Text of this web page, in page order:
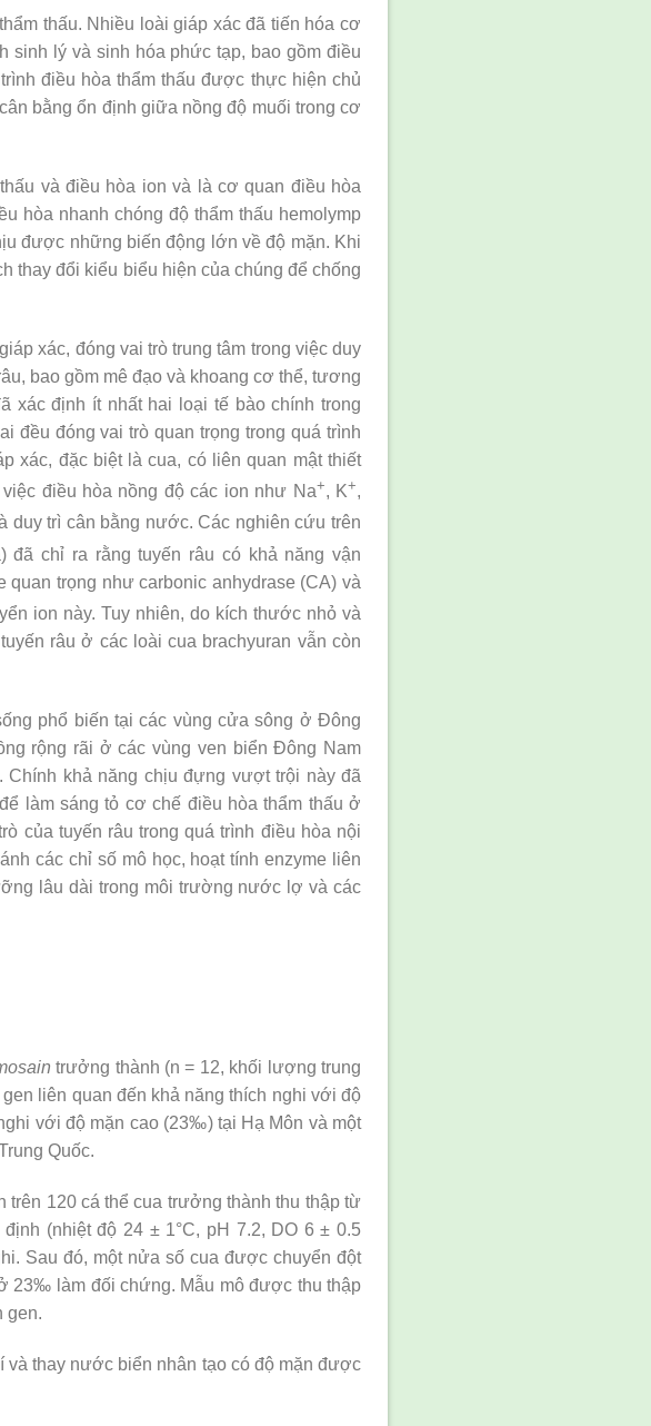
thấu. Nhiều loài giáp xác đã tiến hóa cơ
sinh lý và sinh hóa phức tạp, bao gồm điều
điều hòa thẩm thấu được thực hiện chủ
bằng ổn định giữa nồng độ muối trong cơ
và điều hòa ion và là cơ quan điều hòa
hòa nhanh chóng độ thẩm thấu hemolymp
được những biến động lớn về độ mặn. Khi
thay đổi kiểu biểu hiện của chúng để chống
xác, đóng vai trò trung tâm trong việc duy
bao gồm mê đạo và khoang cơ thể, tương
xác định ít nhất hai loại tế bào chính trong
đều đóng vai trò quan trọng trong quá trình
xác, đặc biệt là cua, có liên quan mật thiết
điều hòa nồng độ các ion như Na+, K+,
duy trì cân bằng nước. Các nghiên cứu trên
đã chỉ ra rằng tuyến râu có khả năng vận
trọng như carbonic anhydrase (CA) và
ion này. Tuy nhiên, do kích thước nhỏ và
râu ở các loài cua brachyuran vẫn còn
phổ biến tại các vùng cửa sông ở Đông
rộng rãi ở các vùng ven biển Đông Nam
Chính khả năng chịu đựng vượt trội này đã
làm sáng tỏ cơ chế điều hòa thẩm thấu ở
của tuyến râu trong quá trình điều hòa nội
các chỉ số mô học, hoạt tính enzyme liên
lâu dài trong môi trường nước lợ và các
trưởng thành (n = 12, khối lượng trung
liên quan đến khả năng thích nghi với độ
với độ mặn cao (23‰) tại Hạ Môn và một
Quốc.
120 cá thể cua trưởng thành thu thập từ
(nhiệt độ 24 ± 1°C, pH 7.2, DO 6 ± 0.5
Sau đó, một nửa số cua được chuyển đột
làm đối chứng. Mẫu mô được thu thập
gen.
và thay nước biển nhân tạo có độ mặn được